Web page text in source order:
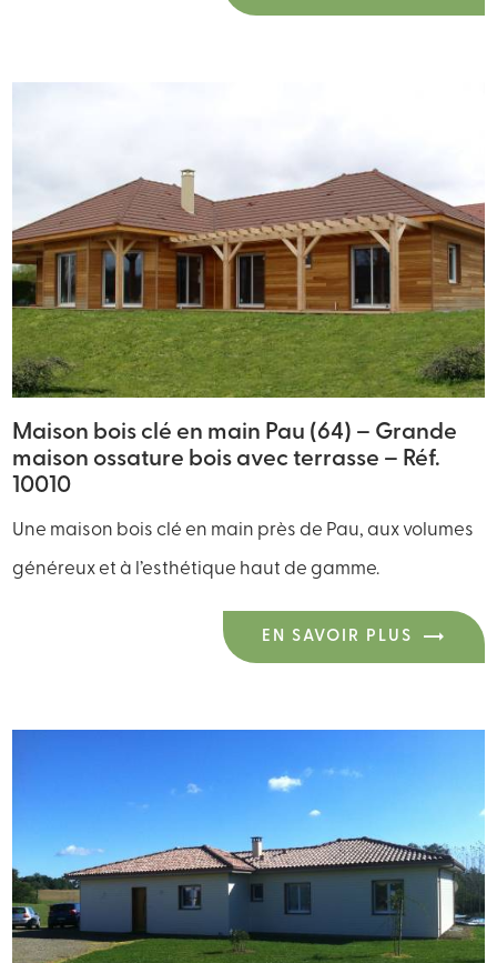
Maison bois clé en main Pau (64) – Grande
maison ossature bois avec terrasse – Réf.
10010
Une maison bois clé en main près de Pau, aux volumes
généreux et à l’esthétique haut de gamme.
EN SAVOIR PLUS